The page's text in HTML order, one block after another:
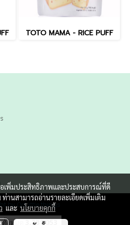
TOTO MAMA - RICE PUFF
by Qd little things
วันนี้ 1
อเพิ่มประสิทธิภาพและประสบการณ์ที่ดี
ท่านสามารถอ่านรายละเอียดเพิ่มเติม
และ นโยบายคุกกี้